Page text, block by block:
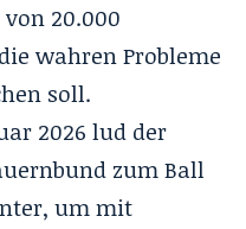
20.000
wahren Probleme
soll.
2026 lud der
zum Ball
um mit